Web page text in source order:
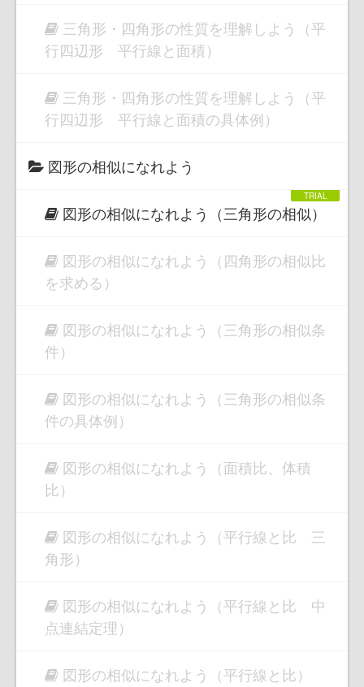
三角形・四角形の性質を理解しよう（平
行四辺形 平行線と面積）
三角形・四角形の性質を理解しよう（平
行四辺形 平行線と面積の具体例）
図形の相似になれよう
図形の相似になれよう（三角形の相似）
図形の相似になれよう（四角形の相似比
を求める）
図形の相似になれよう（三角形の相似条
件）
図形の相似になれよう（三角形の相似条
件の具体例）
図形の相似になれよう（面積比、体積
比）
図形の相似になれよう（平行線と比 三
角形）
図形の相似になれよう（平行線と比 中
点連結定理）
図形の相似になれよう（平行線と比）